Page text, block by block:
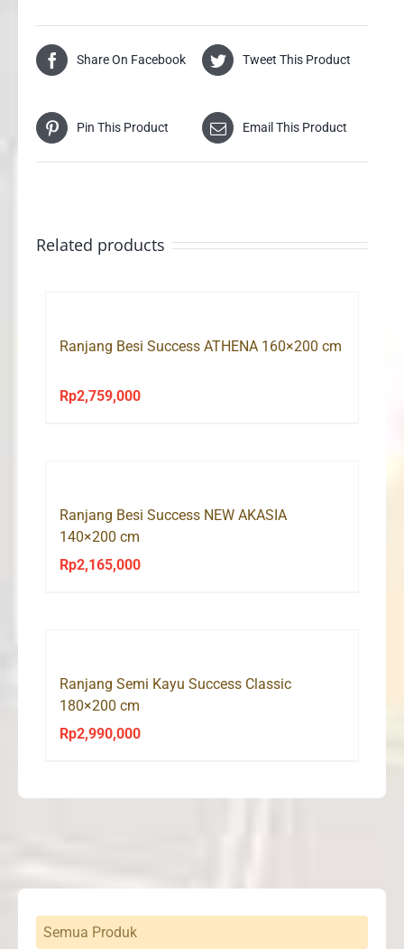
Share On Facebook Tweet This Product
Pin This Product Email This Product
Related products
Ranjang Besi Success ATHENA 160×200 cm
Rp2,759,000
Ranjang Besi Success NEW AKASIA
140×200 cm
Rp2,165,000
Ranjang Semi Kayu Success Classic
180×200 cm
Rp2,990,000
Semua Produk